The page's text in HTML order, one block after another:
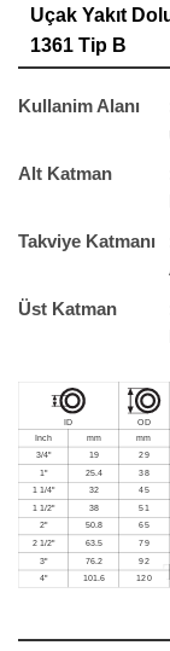
Uçak Yakıt
1361 Tip B
Kullanim Alanı
Alt Katman
Takviye Katmanı
Üst Katman